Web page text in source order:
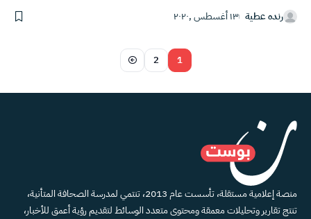
رنده عطية ١٣ أغسطس ,٢٠٢٠
1
2
منصة إعلامية مستقلة، تأسست عام 2013، تنتمي لمدرسة الصحافة المتأنية،
تنتج تقارير وتحليلات معمقة ومحتوى متعدد الوسائط لتقديم رؤية أعمق للأخبار،